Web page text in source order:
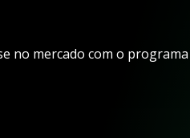
no mercado com o